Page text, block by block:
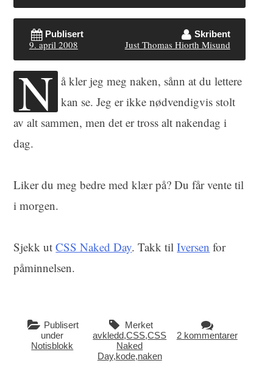
Publisert
9. april 2008
Skribent
Just Thomas Hiorth Misund
N å kler jeg meg naken, sånn at du lettere
kan se. Jeg er ikke nødvendigvis stolt
av alt sammen, men det er tross alt nakendag i
dag.
Liker du meg bedre med klær på? Du får vente til
i morgen.
Sjekk utCSS Naked Day. Takk tilIversen for
påminnelsen.
Publisert
under
Notisblokk
Merket
avkledd,CSS,CSS
Naked
Day,kode,naken
2 kommentarer